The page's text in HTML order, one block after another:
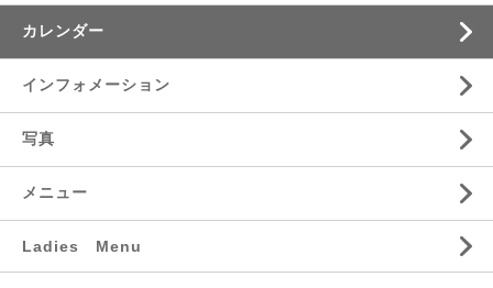
カレンダー
インフォメーション
写真
メニュー
Ladies Menu